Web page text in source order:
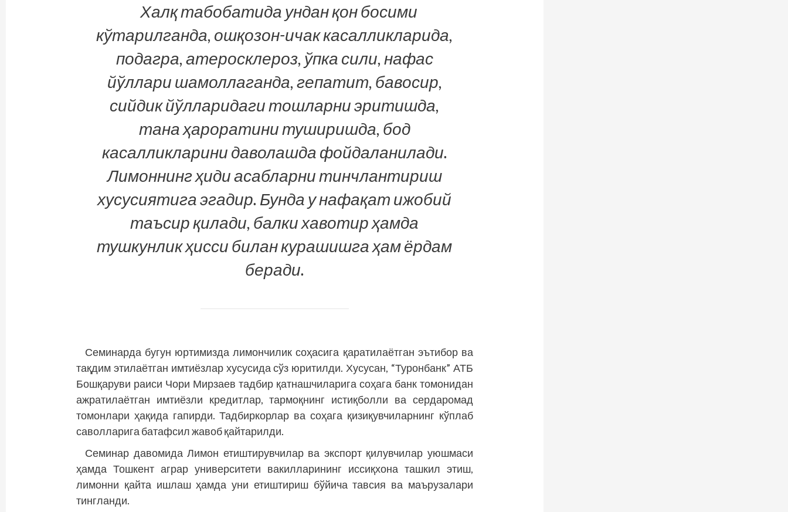
Халқ табобатида ундан қон босими
кўтарилганда, ошқозон-ичак касалликларида,
подагра, атеросклероз, ўпка сили, нафас
йўллари шамоллаганда, гепатит, бавосир,
сийдик йўлларидаги тошларни эритишда,
тана ҳароратини туширишда, бод
касалликларини даволашда фойдаланилади.
Лимоннинг ҳиди асабларни тинчлантириш
хусусиятига эгадир. Бунда у нафақат ижобий
таъсир қилади, балки хавотир ҳамда
тушкунлик ҳисси билан курашишга ҳам ёрдам
беради.
Семинарда бугун юртимизда лимончилик соҳасига қаратилаётган эътибор ва
тақдим этилаётган имтиёзлар хусусида сўз юритилди. Хусусан, “Туронбанк” АТБ
Бош­қаруви раи­си Чори Мирзаев тадбир қатнашчиларига соҳага банк томонидан
ажратилаётган имтиёзли кредитлар, тармоқнинг истиқболли ва сердаромад
томонлари ҳақида гапирди. Тадбиркорлар ва соҳага қизиқувчиларнинг кўплаб
саволларига батафсил жавоб қайтарилди.
Семинар давомида Лимон етиштирувчилар ва экспорт қилувчилар уюшмаси
ҳамда Тошкент аграр университети вакилларининг иссиқхона ташкил этиш,
лимонни қайта ишлаш ҳамда уни етиштириш бўйича тавсия ва маърузалари
тингланди.